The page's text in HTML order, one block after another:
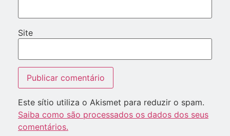
Site
Este sítio utiliza o Akismet para reduzir o spam.
Saiba como são processados os dados dos seus
comentários.